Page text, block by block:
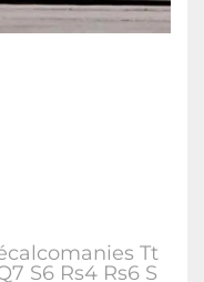
Tt
S6 Rs4 Rs6 S